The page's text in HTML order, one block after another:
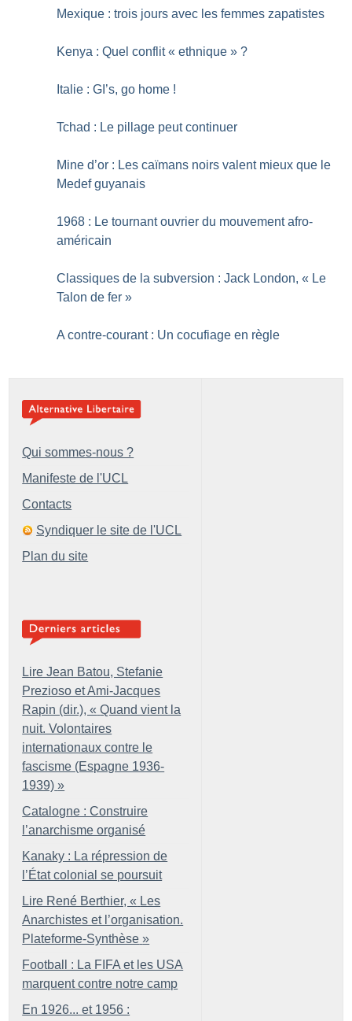
Mexique : trois jours avec les femmes zapatistes
Kenya : Quel conflit « ethnique » ?
Italie : GI’s, go home !
Tchad : Le pillage peut continuer
Mine d’or : Les caïmans noirs valent mieux que le
Medef guyanais
1968 : Le tournant ouvrier du mouvement afro-
américain
Classiques de la subversion : Jack London, « Le
Talon de fer »
A contre-courant : Un cocufiage en règle
Qui sommes-nous ?
Manifeste de l'UCL
Contacts
Syndiquer le site de l'UCL
Plan du site
Lire Jean Batou, Stefanie
Prezioso et Ami-Jacques
Rapin (dir.), « Quand vient la
nuit. Volontaires
internationaux contre le
fascisme (Espagne 1936-
1939) »
Catalogne : Construire
l’anarchisme organisé
Kanaky : La répression de
l’État colonial se poursuit
Lire René Berthier, « Les
Anarchistes et l’organisation.
Plateforme-Synthèse »
Football : La FIFA et les USA
marquent contre notre camp
En 1926... et 1956 :